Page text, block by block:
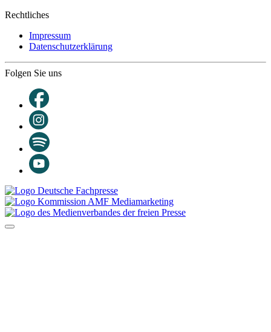
Rechtliches
Impressum
Datenschutzerklärung
Folgen Sie uns